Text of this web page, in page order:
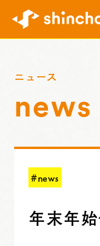
ニュース
news
#news
年末年